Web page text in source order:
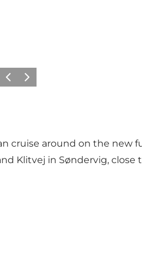
PrécédentSuivant
around on the new
Klitvej in Søndervig,